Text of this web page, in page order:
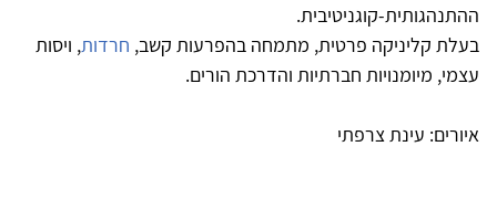
ההתנהגותית-קוגניטיבית.
בעלת קליניקה פרטית, מתמחה בהפרעות קשב, חרדות, ויסות
עצמי, מיומנויות חברתיות והדרכת הורים.
איורים: עינת צרפתי